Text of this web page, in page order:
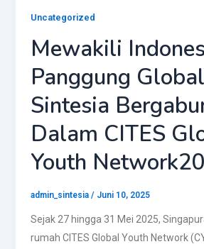
Uncategorized
Mewakili
Panggung
Sintesia
Dalam CITES
Youth
admin_sintesia / Juni 10, 2025
Sejak 27 hingga 31 Mei 2025,
rumah CITES Global Youth Network